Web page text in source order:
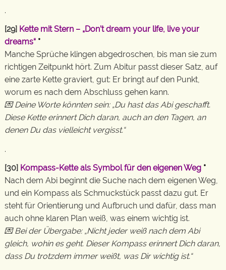
.
[29] Kette mit Stern – „Don’t dream your life, live your
dreams“ *
Manche Sprüche klingen abgedroschen, bis man sie zum
richtigen Zeitpunkt hört. Zum Abitur passt dieser Satz, auf
eine zarte Kette graviert, gut: Er bringt auf den Punkt,
worum es nach dem Abschluss gehen kann.
💌 Deine Worte könnten sein: „Du hast das Abi geschafft.
Diese Kette erinnert Dich daran, auch an den Tagen, an
denen Du das vielleicht vergisst.“
.
[30] Kompass-Kette als Symbol für den eigenen Weg *
Nach dem Abi beginnt die Suche nach dem eigenen Weg,
und ein Kompass als Schmuckstück passt dazu gut. Er
steht für Orientierung und Aufbruch und dafür, dass man
auch ohne klaren Plan weiß, was einem wichtig ist.
💌 Bei der Übergabe: „Nicht jeder weiß nach dem Abi
gleich, wohin es geht. Dieser Kompass erinnert Dich daran,
dass Du trotzdem immer weißt, was Dir wichtig ist.“